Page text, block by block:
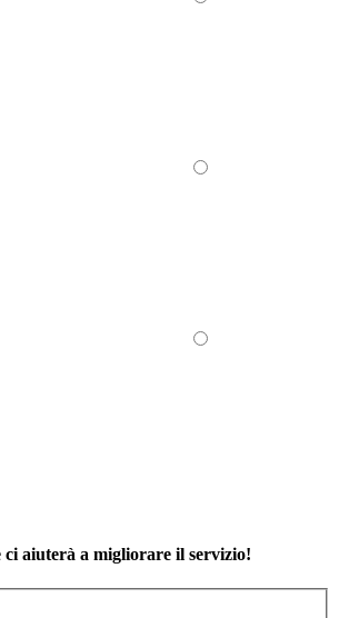
aiuterà a migliorare il servizio!